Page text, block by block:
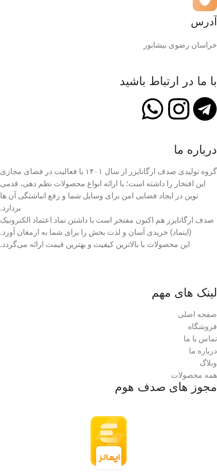
لینک های مهم
صفحه اصلی
فروشگاه
تماس با ما
درباره ما
وبلاگ
همه محصولات
مجوز های صدف هوم
درباره ما
گروه تولیدی صدف ارگانایزر از سال ۱۴۰۱ با فعالیت در فضای مجازی
این افتخار را داشته است؛ با ارائه انواع محصولات نظم دهی، قدمی
نوین در ایجاد فضایی امن برای وسایل شما و رفع انباشتگی آن ها
بردارد.
صدف ارگانایزر هم اکنون مفتخر است با داشتن نماد اعتماد الکترونیک
(اینماد) خریدی آسان و لذت بخش را برای شما به ارمغان آورد.
این محصولات با بالاترین کیفیت و بهترین قیمت ارائه می‌گردد.
آدرس
خراسان رضوی نیشابور
با ما در ارتباط باشید